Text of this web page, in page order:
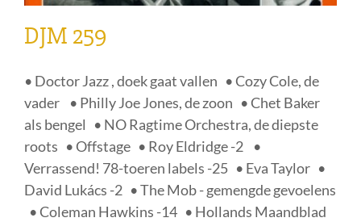
DJM 259
• Doctor Jazz , doek gaat vallen • Cozy Cole, de
vader • Philly Joe Jones, de zoon • Chet Baker
als bengel • NO Ragtime Orchestra, de diepste
roots • Offstage • Roy Eldridge -2 •
Verrassend! 78-toeren labels -25 • Eva Taylor •
David Lukács -2 • The Mob - gemengde gevoelens
• Coleman Hawkins -14 • Hollands Maandblad